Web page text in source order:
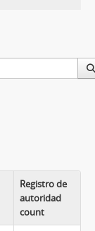
Registro de
autoridad
count